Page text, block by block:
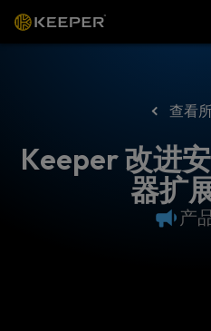
查看
Keeper 改进
器扩
产